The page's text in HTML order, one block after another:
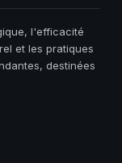
l'efficacité
et les pratiques
destinées